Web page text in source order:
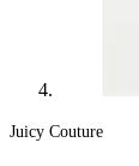
Juicy Couture